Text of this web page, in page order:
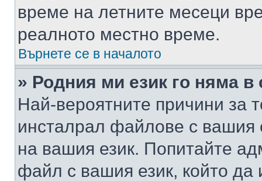
време на летните месеци
реалното местно време.
Върнете се в началото
» Родния ми език го няма в
Най-вероятните причини за
инсталрал файлове с вашия
на вашия език. Попитайте
файл с вашия език, който да